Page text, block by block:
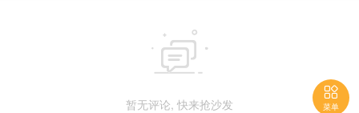

暂无评论, 快来抢沙发

菜单